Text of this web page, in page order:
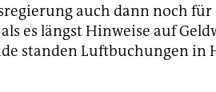
auch dann noch
es längst Hinweise auf
standen Luftbuchungen